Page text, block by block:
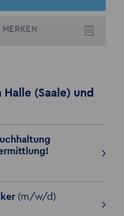
MERKEN
(Saale) und
(m/w/d)